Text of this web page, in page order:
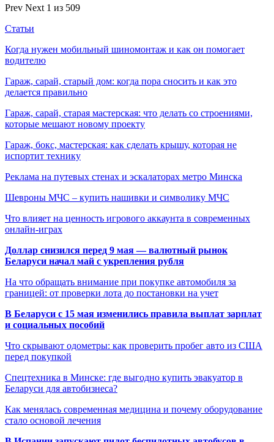
Prev Next 1 из 509
Статьи
Когда нужен мобильный шиномонтаж и как он помогает
водителю
Гараж, сарай, старый дом: когда пора сносить и как это
делается правильно
Гараж, сарай, старая мастерская: что делать со строениями,
которые мешают новому проекту
Гараж, бокс, мастерская: как сделать крышу, которая не
испортит технику
Реклама на путевых стенах и эскалаторах метро Минска
Шевроны МЧС – купить нашивки и символику МЧС
Что влияет на ценность игрового аккаунта в современных
онлайн-играх
Доллар снизился перед 9 мая — валютный рынок
Беларуси начал май с укрепления рубля
На что обращать внимание при покупке автомобиля за
границей: от проверки лота до постановки на учет
В Беларуси с 15 мая изменились правила выплат зарплат
и социальных пособий
Что скрывают одометры: как проверить пробег авто из США
перед покупкой
Спецтехника в Минске: где выгодно купить эвакуатор в
Беларуси для автобизнеса?
Как менялась современная медицина и почему оборудование
стало основой лечения